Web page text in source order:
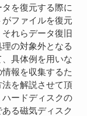
を復元する際に
ファイルを復元
れらデータ復旧
の対象外となる
具体例を用いな
報を収集するた
を解説させて頂
ードディスクの
る磁気ディスク